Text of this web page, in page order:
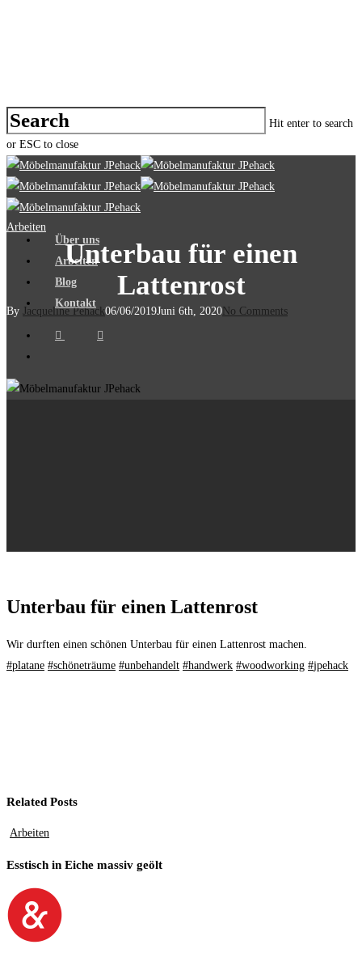
Hit enter to search
or ESC to close
Über uns
Arbeiten
Blog
Kontakt
Arbeiten
Unterbau für einen
Lattenrost
By Jacqueline Pehack06/06/2019Juni 6th, 2020No Comments
Unterbau für einen Lattenrost
Wir durften einen schönen Unterbau für einen Lattenrost machen.
#platane #schöneträume #unbehandelt #handwerk #woodworking #jpehack
Related Posts
Arbeiten
Esstisch in Eiche massiv geölt